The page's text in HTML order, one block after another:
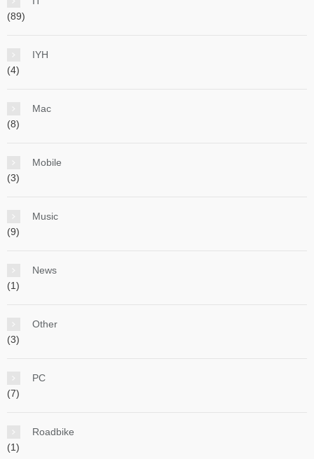
(89)
IYH
(4)
Mac
(8)
Mobile
(3)
Music
(9)
News
(1)
Other
(3)
PC
(7)
Roadbike
(1)